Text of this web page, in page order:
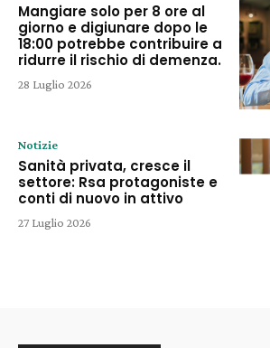
Mangiare solo per 8 ore al
giorno e digiunare dopo le
18:00 potrebbe contribuire a
ridurre il rischio di demenza.
28 Luglio 2026
Notizie
Sanità privata, cresce il
settore: Rsa protagoniste e
conti di nuovo in attivo
27 Luglio 2026